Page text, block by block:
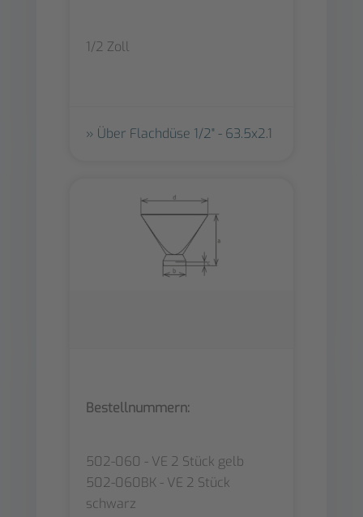
1/2 Zoll
Über Flachdüse 1/2" - 63.5x2.1
Bestellnummern:
502-060 - VE 2 Stück gelb
502-060BK - VE 2 Stück
schwarz